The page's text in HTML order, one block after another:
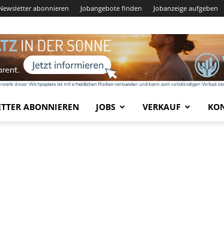
abonnieren Jobangebote finden Jobanzeige aufgeben
ABONNIEREN JOBS VERKAUF